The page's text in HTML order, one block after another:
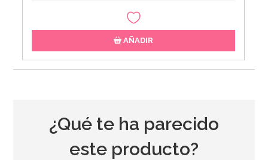
AÑADIR
¿Qué te ha parecido
este producto?